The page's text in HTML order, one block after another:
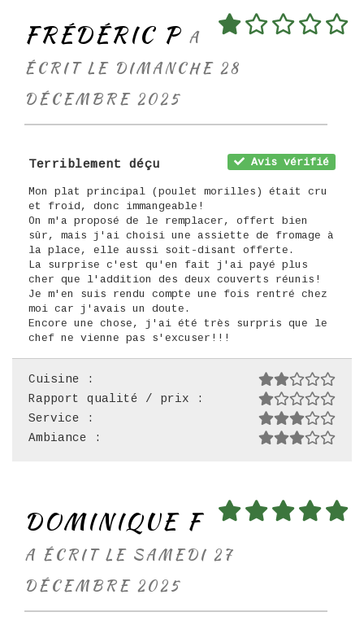
FRÉDÉRIC P A
ÉCRIT LE DIMANCHE 28
DÉCEMBRE 2025
Avis vérifié
Terriblement déçu
Mon plat principal (poulet morilles) était cru
et froid, donc immangeable!
On m'a proposé de le remplacer, offert bien
sûr, mais j'ai choisi une assiette de fromage à
la place, elle aussi soit-disant offerte.
La surprise c'est qu'en fait j'ai payé plus
cher que l'addition des deux couverts réunis!
Je m'en suis rendu compte une fois rentré chez
moi car j'avais un doute.
Encore une chose, j'ai été très surpris que le
chef ne vienne pas s'excuser!!!
Cuisine :
Rapport qualité / prix :
Service :
Ambiance :
DOMINIQUE F
A ÉCRIT LE SAMEDI 27
DÉCEMBRE 2025